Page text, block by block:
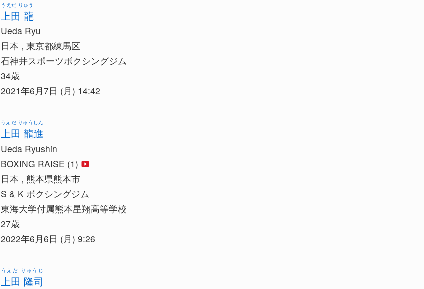
上田 龍
うえだ りゅう
Ueda Ryu
日本 , 東京都練馬区
石神井スポーツボクシングジム
34歳
2021年6月7日 (月) 14:42
上田 龍進
うえだ りゅうしん
Ueda Ryushin
BOXING RAISE (1)
日本 , 熊本県熊本市
S & K ボクシングジム
東海大学付属熊本星翔高等学校
27歳
2022年6月6日 (月) 9:26
上田 隆司
うえだ りゅうじ